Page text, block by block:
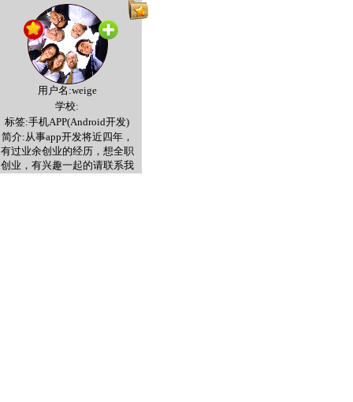
用户名:weige
学校:
标签:手机APP(Android开发)
简介:从事app开发将近四年，
有过业余创业的经历，想全职
创业，有兴趣一起的请联系我